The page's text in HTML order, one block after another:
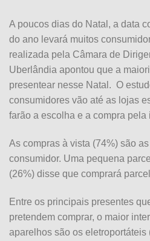
A poucos dias do Natal, a data
do ano levará muitos
realizada pela Câmara de
Uberlândia apontou que a
presentear nesse Natal. O
consumidores vão até as lojas
farão a escolha e a compra pela
As compras à vista (74%) são
consumidor. Uma pequena
(26%) disse que comprará
Entre os principais presentes
pretendem comprar, o maior
aparelhos são os eletroportáteis